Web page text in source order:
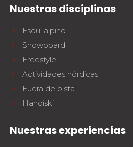
Vosgos 4
Niños y adolescentes
Para todos los riders
Nuestras competencias
La trayectoria esf
75 años de experiencia
La seguridad
Nuestras disciplinas
Esquí alpino
Snowboard
Freestyle
Actividades nórdicas
Fuera de pista
Handiski
Nuestras experiencias